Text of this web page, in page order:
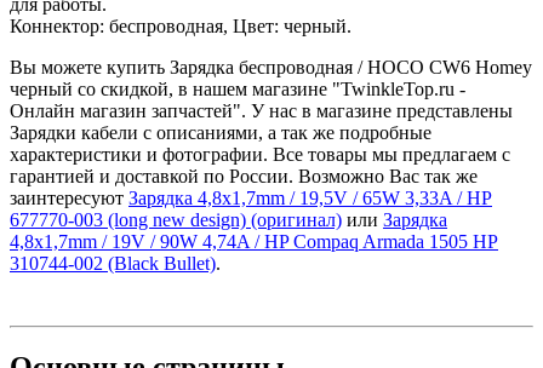
Коннектор: беспроводная, Цвет: черный.
Вы можете купить Зарядка беспроводная / HOCO CW6 Homey
черный со скидкой, в нашем магазине "TwinkleTop.ru -
Онлайн магазин запчастей". У нас в магазине представлены
Зарядки кабели с описаниями, а так же подробные
характеристики и фотографии. Все товары мы предлагаем с
гарантией и доставкой по России. Возможно Вас так же
заинтересуют Зарядка 4,8x1,7mm / 19,5V / 65W 3,33A / HP
677770-003 (long new design) (оригинал) или Зарядка
4,8x1,7mm / 19V / 90W 4,74A / HP Compaq Armada 1505 HP
310744-002 (Black Bullet).